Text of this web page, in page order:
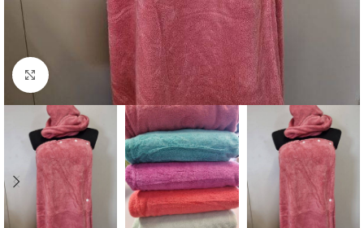
Click to enlarge